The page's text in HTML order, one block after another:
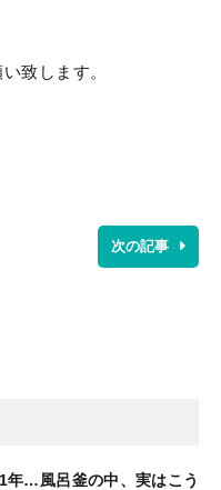
致します。
次の記事
年…風呂釜の中、実はこう